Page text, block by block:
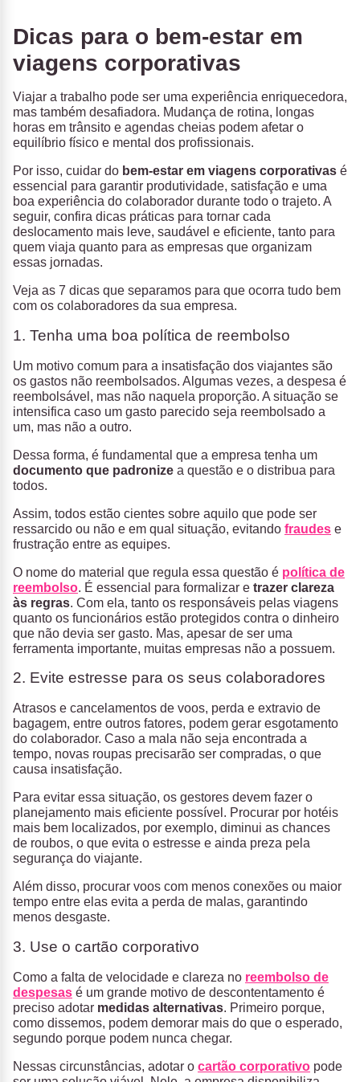
Dicas para o bem-estar em
viagens corporativas
Viajar a trabalho pode ser uma experiência enriquecedora,
mas também desafiadora. Mudança de rotina, longas
horas em trânsito e agendas cheias podem afetar o
equilíbrio físico e mental dos profissionais.
Por isso, cuidar do bem-estar em viagens corporativas é
essencial para garantir produtividade, satisfação e uma
boa experiência do colaborador durante todo o trajeto. A
seguir, confira dicas práticas para tornar cada
deslocamento mais leve, saudável e eficiente, tanto para
quem viaja quanto para as empresas que organizam
essas jornadas.
Veja as 7 dicas que separamos para que ocorra tudo bem
com os colaboradores da sua empresa.
1. Tenha uma boa política de reembolso
Um motivo comum para a insatisfação dos viajantes são
os gastos não reembolsados. Algumas vezes, a despesa é
reembolsável, mas não naquela proporção. A situação se
intensifica caso um gasto parecido seja reembolsado a
um, mas não a outro.
Dessa forma, é fundamental que a empresa tenha um
documento que padronize a questão e o distribua para
todos.
Assim, todos estão cientes sobre aquilo que pode ser
ressarcido ou não e em qual situação, evitando fraudes e
frustração entre as equipes.
O nome do material que regula essa questão é política de
reembolso. É essencial para formalizar e trazer clareza
às regras. Com ela, tanto os responsáveis pelas viagens
quanto os funcionários estão protegidos contra o dinheiro
que não devia ser gasto. Mas, apesar de ser uma
ferramenta importante, muitas empresas não a possuem.
2. Evite estresse para os seus colaboradores
Atrasos e cancelamentos de voos, perda e extravio de
bagagem, entre outros fatores, podem gerar esgotamento
do colaborador. Caso a mala não seja encontrada a
tempo, novas roupas precisarão ser compradas, o que
causa insatisfação.
Para evitar essa situação, os gestores devem fazer o
planejamento mais eficiente possível. Procurar por hotéis
mais bem localizados, por exemplo, diminui as chances
de roubos, o que evita o estresse e ainda preza pela
segurança do viajante.
Além disso, procurar voos com menos conexões ou maior
tempo entre elas evita a perda de malas, garantindo
menos desgaste.
3. Use o cartão corporativo
Como a falta de velocidade e clareza no reembolso de
despesas é um grande motivo de descontentamento é
preciso adotar medidas alternativas. Primeiro porque,
como dissemos, podem demorar mais do que o esperado,
segundo porque podem nunca chegar.
Nessas circunstâncias, adotar o cartão corporativo pode